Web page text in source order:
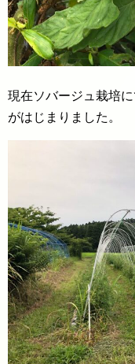
現在ソバージュ栽培
がはじまりました。